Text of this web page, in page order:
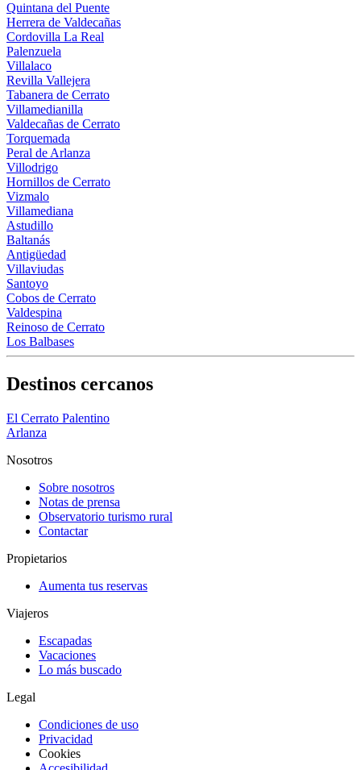
Quintana del Puente
Herrera de Valdecañas
Cordovilla La Real
Palenzuela
Villalaco
Revilla Vallejera
Tabanera de Cerrato
Villamedianilla
Valdecañas de Cerrato
Torquemada
Peral de Arlanza
Villodrigo
Hornillos de Cerrato
Vizmalo
Villamediana
Astudillo
Baltanás
Antigüedad
Villaviudas
Santoyo
Cobos de Cerrato
Valdespina
Reinoso de Cerrato
Los Balbases
Destinos cercanos
El Cerrato Palentino
Arlanza
Nosotros
Sobre nosotros
Notas de prensa
Observatorio turismo rural
Contactar
Propietarios
Aumenta tus reservas
Viajeros
Escapadas
Vacaciones
Lo más buscado
Legal
Condiciones de uso
Privacidad
Cookies